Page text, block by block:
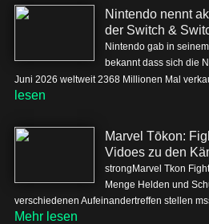
Nintendo nennt
der Switch &
Nintendo gab in
bekannt dass sich die
Juni 2026 weltweit 2368 Millionen Mal
lesen
Marvel Tōkon:
Vidoes zu den
strongMarvel Tkon
Menge Helden und
verschiedenen Aufeinandertreffen stellen
Mehr lesen